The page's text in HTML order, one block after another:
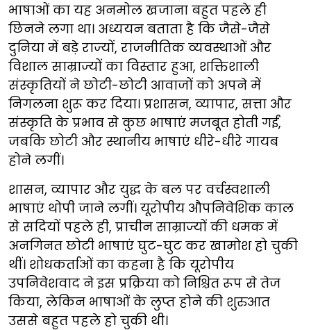
भाषाओं का यह अनमोल खजाना बहुत पहले ही
छिनने लगा था। अध्ययन बताता है कि जैसे-जैसे
दुनिया में बड़े राज्यों, राजनीतिक व्यवस्थाओं और
विशाल साम्राज्यों का विस्तार हुआ, शक्तिशाली
संस्कृतियों ने छोटी-छोटी आवाजों को अपने में
निगलना शुरू कर दिया। प्रशासन, व्यापार, सत्ता और
संस्कृति के प्रभाव से कुछ भाषाएं मजबूत होती गईं,
जबकि छोटी और स्थानीय भाषाएं धीरे-धीरे गायब
होने लगीं।
शासन, व्यापार और युद्ध के बल पर वर्चस्वशाली
भाषाएं थोपी जाने लगीं। यूरोपीय औपनिवेशिक काल
से सदियों पहले ही, प्राचीन साम्राज्यों की धमक में
अनगिनत छोटी भाषाएं घुट-घुट कर खामोश हो चुकी
थीं। शोधकर्ताओं का कहना है कि यूरोपीय
उपनिवेशवाद ने इस प्रक्रिया को निश्चित रूप से तेज
किया, लेकिन भाषाओं के लुप्त होने की शुरुआत
उससे बहुत पहले हो चुकी थी।